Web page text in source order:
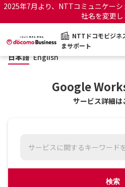
2025年7月より、NTTコミュニケー
社名を変更
NTTドコモビジネ
まサポート
NTTドコモビジネスお客さまサ
サポートトップ
サービス名から探す
お知らせ
日本語 English
Google
サービス詳細は
検索